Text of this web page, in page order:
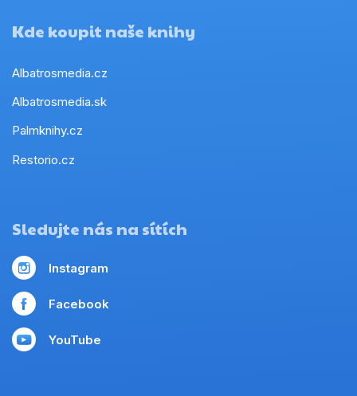
Kde koupit naše knihy
Albatrosmedia.cz
Albatrosmedia.sk
Palmknihy.cz
Restorio.cz
Sledujte nás na sítích
Instagram
Facebook
YouTube